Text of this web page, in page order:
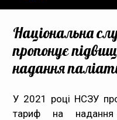
Громадське здоров’я
Громадянам
Національна
пропонує
надання
У 2021 році НСЗУ
тариф на надання